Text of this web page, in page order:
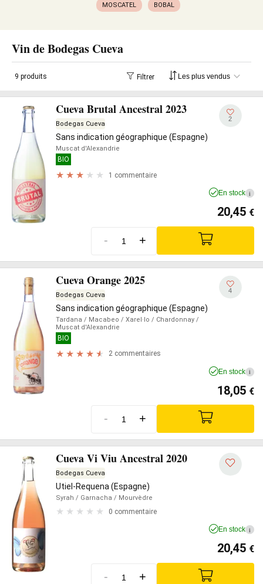
MOSCATEL BOBAL
Vin de Bodegas Cueva
9 produits Filtrer
Cueva Brutal Ancestral 2023
Bodegas Cueva
Sans indication géographique (Espagne)
Muscat d'Alexandrie
BIO
1 commentaire
2
En stock i
20,45 €
- +
Cueva Orange 2025
Bodegas Cueva
Sans indication géographique (Espagne)
Tardana / Macabeo / Xarel·lo / Chardonnay /
Muscat d'Alexandrie
BIO
2 commentaires
4
En stock i
18,05 €
- +
Cueva Vi Viu Ancestral 2020
Bodegas Cueva
Utiel-Requena (Espagne)
Syrah / Garnacha / Mourvèdre
0 commentaire
En stock i
20,45 €
- +